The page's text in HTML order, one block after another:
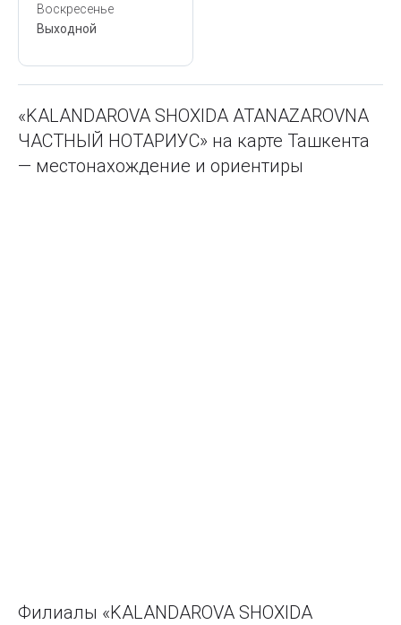
Воскресенье
Выходной
«KALANDAROVA SHOXIDA ATANAZAROVNA
ЧАСТНЫЙ НОТАРИУС» на карте Ташкента
— местонахождение и ориентиры
Филиалы «KALANDAROVA SHOXIDA